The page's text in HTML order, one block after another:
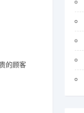
的顾客